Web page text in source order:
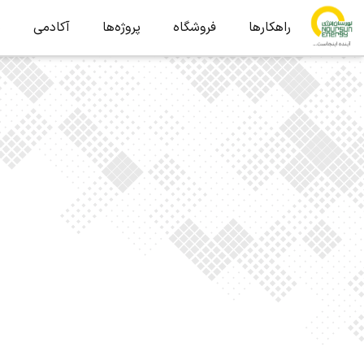
راهکارها فروشگاه پروژه‌ها آکادمی